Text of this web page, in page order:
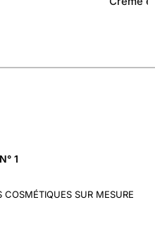
1
SUR MESURE